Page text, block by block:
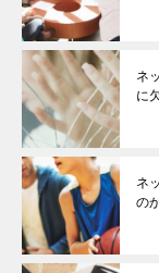
ネ
に
ネ
の